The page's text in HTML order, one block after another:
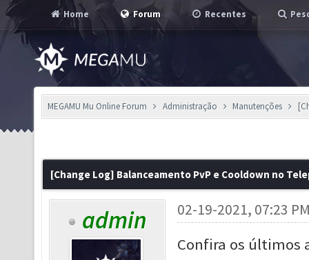
Home Forum Recentes
MEGAMU Mu Online Forum Administração Manutenções
[Change Log] Balanceamento PvP e Cooldown no
admin 02-19-2021, 07:23
Confira os últimos